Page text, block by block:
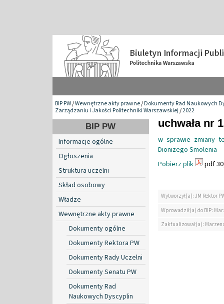
BIP PW/Wewnętrzne akty prawne/Dokumenty Rad Naukowych
Zarządzaniu i Jakości Politechniki Warszawskiej/2022
BIP PW
Informacje ogólne
Ogłoszenia
Struktura uczelni
Skład osobowy
Władze
Wewnętrzne akty prawne
Dokumenty ogólne
Dokumenty Rektora PW
Dokumenty Rady Uczelni
Dokumenty Senatu PW
Dokumenty Rad
Naukowych Dyscyplin
uchwała nr
w sprawie zmiany
Dionizego Smolenia
Pobierz plik
pdf
Wytworzył(a): JM Rektor
Wprowadził(a) do BIP:
Zaktualizował(a):